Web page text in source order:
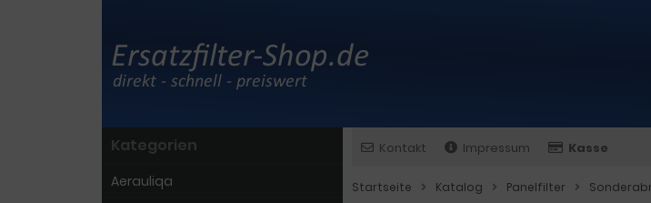
Kontakt Impressum Kasse
Startseite Katalog Panelfilter
Kategorien
Aerauliqa